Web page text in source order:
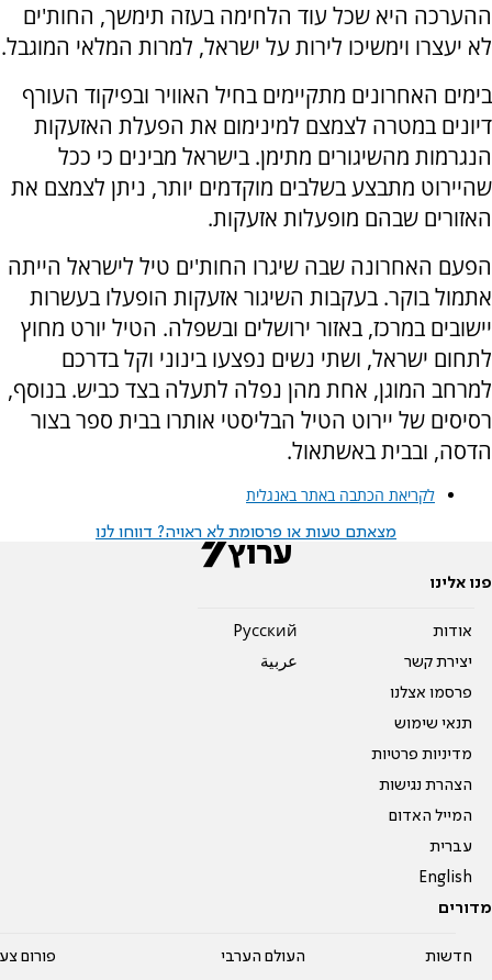
ההערכה היא שכל עוד הלחימה בעזה תימשך, החות'ים
לא יעצרו וימשיכו לירות על ישראל, למרות המלאי המוגבל.
בימים האחרונים מתקיימים בחיל האוויר ובפיקוד העורף
דיונים במטרה לצמצם למינימום את הפעלת האזעקות
הנגרמות מהשיגורים מתימן. בישראל מבינים כי ככל
שהיירוט מתבצע בשלבים מוקדמים יותר, ניתן לצמצם את
האזורים שבהם מופעלות אזעקות.
הפעם האחרונה שבה שיגרו החות'ים טיל לישראל הייתה
אתמול בוקר. בעקבות השיגור אזעקות הופעלו בעשרות
יישובים במרכז, באזור ירושלים ובשפלה. הטיל יורט מחוץ
לתחום ישראל, ושתי נשים נפצעו בינוני וקל בדרכם
למרחב המוגן, אחת מהן נפלה לתעלה בצד כביש. בנוסף,
רסיסים של יירוט הטיל הבליסטי אותרו בבית ספר בצור
הדסה, ובבית באשתאול.
לקריאת הכתבה באתר באנגלית
מצאתם טעות או פרסומת לא ראויה? דווחו לנו
פנו אלינו
אודות
יצירת קשר
פרסמו אצלנו
תנאי שימוש
מדיניות פרטיות
הצהרת נגישות
המייל האדום
עברית
English
Pусский
عربية
מדורים
חדשות העולם הערבי פורום